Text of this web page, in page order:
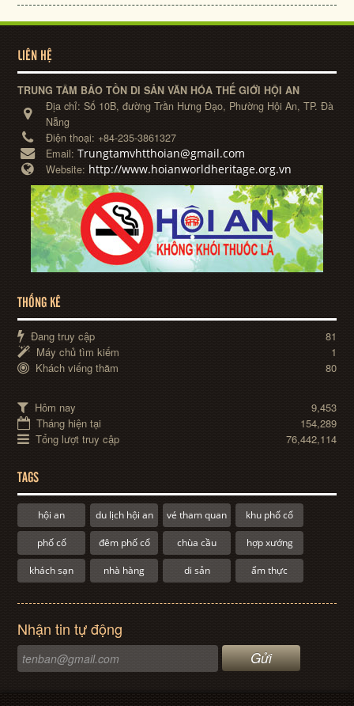
LIÊN HỆ
TRUNG TÂM BẢO TỒN DI SẢN VĂN HÓA THẾ GIỚI HỘI AN
Địa chỉ:Số 10B, đường Trần Hưng Đạo, Phường Hội An, TP. Đà
Nẵng
Điện thoại: +84-235-3861327
Email:Trungtamvhtthoian@gmail.com
Website: http://www.hoianworldheritage.org.vn
THỐNG KÊ
Đang truy cập
81
Máy chủ tìm kiếm
1
Khách viếng thăm
80
Hôm nay
9,453
Tháng hiện tại
154,289
Tổng lượt truy cập
76,442,114
TAGS
hội an du lịch hội an vé tham quan khu phố cổ
phố cổ đêm phố cổ chùa cầu hợp xướng
khách sạn nhà hàng di sản ẩm thực
Nhận tin tự động